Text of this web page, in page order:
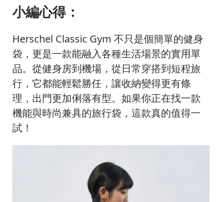
小編心得：
Herschel Classic Gym 不只是個簡單的健身
袋，更是一款能融入各種生活場景的實用單
品。從健身房到機場，從日常穿搭到短程旅
行，它都能輕鬆勝任，讓收納變得更有條
理，出門更加俐落有型。如果你正在找一款
機能與時尚兼具的旅行袋，這款真的值得一
試！